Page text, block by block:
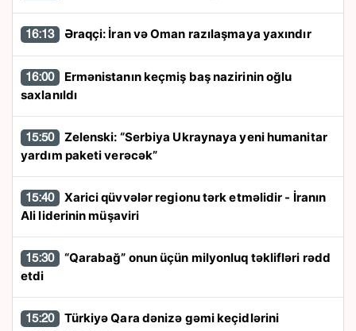
16:13 Əraqçi: İran və Oman razılaşmaya yaxındır
16:00
saxlanıldı
15:50
yardım paketi verəcək”
15:40
Ali liderinin müşaviri
15:30
etdi
15:20